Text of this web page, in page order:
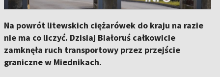
Na powrót litewskich ciężarówek do kraju na razie
nie ma co liczyć. Dzisiaj Białoruś całkowicie
zamknęła ruch transportowy przez przejście
graniczne w Miednikach.